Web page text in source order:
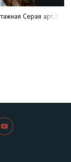
Серая арт.3в